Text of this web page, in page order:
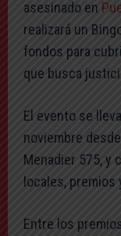
asesinado en
realizará un
fondos para
que busca
El evento se
noviembre
Menadier 575, y
locales, premios
Entre los